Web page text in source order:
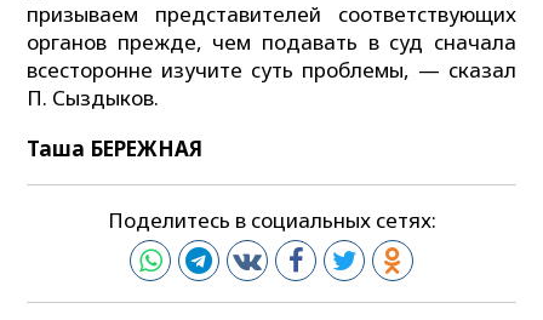
призываем представителей соответствующих
органов прежде, чем подавать в суд сначала
всесторонне изучите суть проблемы, — сказал
П. Сыздыков.
Таша БЕРЕЖНАЯ
Поделитесь в социальных сетях: